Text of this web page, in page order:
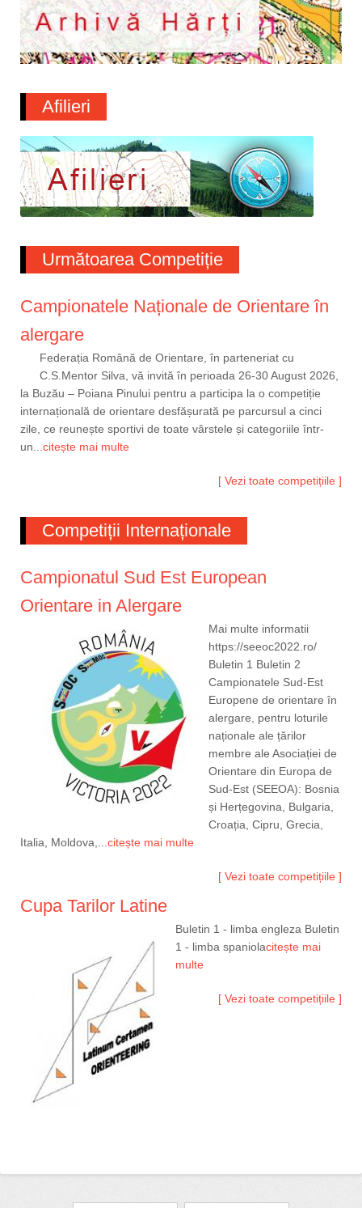
Afilieri
Următoarea Competiție
Campionatele Naționale de Orientare în
alergare
Federația Română de Orientare, în parteneriat cu
C.S.Mentor Silva, vă invită în perioada 26-30 August 2026,
la Buzău – Poiana Pinului pentru a participa la o competiție
internațională de orientare desfășurată pe parcursul a cinci
zile, ce reunește sportivi de toate vârstele și categoriile într-
un...citește mai multe
[ Vezi toate competițiile ]
Competiții Internaționale
Campionatul Sud Est European
Orientare in Alergare
Mai multe informatii
https://seeoc2022.ro/
Buletin 1 Buletin 2
Campionatele Sud-Est
Europene de orientare în
alergare, pentru loturile
naționale ale țărilor
membre ale Asociației de
Orientare din Europa de
Sud-Est (SEEOA): Bosnia
și Herțegovina, Bulgaria,
Croația, Cipru, Grecia,
Italia, Moldova,... citește mai multe
[ Vezi toate competițiile ]
Cupa Tarilor Latine
Buletin 1 - limba engleza Buletin
1 - limba spaniolacitește mai
multe
[ Vezi toate competițiile ]